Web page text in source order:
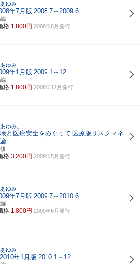
ゆみ」
年7月版 2008.7～2009.6
格 1,800円 2008年6月発行
ゆみ」
年1月版 2009.1～12
格 1,800円 2008年12月発行
ゆみ」
と医療安全をめぐって 医療版リスクマネ
格 3,200円 2009年5月発行
ゆみ」
年7月版 2009.7～2010.6
格 1,800円 2009年6月発行
ゆみ」
年1月版 2010.1～12